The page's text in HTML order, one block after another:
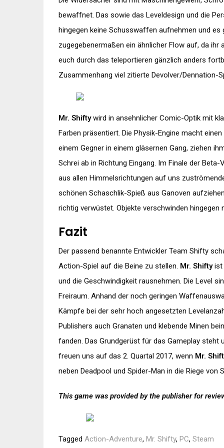
bewaffnet. Das sowie das Leveldesign und die
hingegen keine Schusswaffen aufnehmen und
zugegebenermaßen ein ähnlicher Flow auf, da
euch durch das teleportieren gänzlich anders
Zusammenhang viel zitierte Devolver/Dennation-
Mr. Shiftywird in ansehnlicher Comic-Optik mit
Farben präsentiert. Die Physik-Engine macht
einem Gegner in einem gläsernen Gang, ziehen
Schrei ab in Richtung Eingang. Im Finale der
aus allen Himmelsrichtungen auf uns
schönen Schaschlik-Spieß aus Ganoven
richtig verwüstet. Objekte verschwinden
Fazit
Der passend benannte Entwickler Team Shifty
Action-Spiel auf die Beine zu stellen. Mr. Shiftyist
und die Geschwindigkeit rausnehmen. Die Level
Freiraum. Anhand der noch geringen
Kämpfe bei der sehr hoch angesetzten
Publishers auch Granaten und klebende Minen
fanden. Das Grundgerüst für das Gameplay steht
freuen uns auf das 2. Quartal 2017, wenn Mr.
neben Deadpool und Spider-Man in die Riege von
This game was provided by the publisher for
Tagged Action-Adventure, Mr. Shifty, PC, Steam